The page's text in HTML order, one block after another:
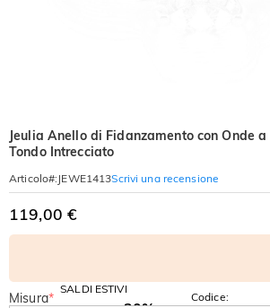
Jeulia Anello di Fidanzamento con Onde
Tondo Intrecciato
Articolo#: JEWE1413Scrivi una recensione
119,00 €
SALDI ESTIVI
Codice:
Misura*